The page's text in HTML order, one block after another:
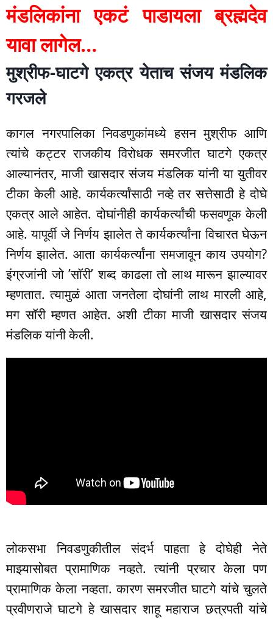
मंडलिकांना एकटं पाडायला ब्रह्मदेव
यावा लागेल…
मुश्रीफ-घाटगे एकत्र येताच संजय मंडलिक
गरजले
कागल नगरपालिका निवडणुकांमध्ये हसन मुश्रीफ आणि
त्यांचे कट्टर राजकीय विरोधक समरजीत घाटगे एकत्र
आल्यानंतर, माजी खासदार संजय मंडलिक यांनी या युतीवर
टीका केली आहे. कार्यकर्त्यांसाठी नव्हे तर सत्तेसाठी हे दोघे
एकत्र आले आहेत. दोघांनीही कार्यकर्त्यांची फसवणूक केली
आहे. यापूर्वी जे निर्णय झालेत ते कार्यकर्त्यांना विचारत घेऊन
निर्णय झालेत. आता कार्यकर्त्यांना समजावून काय उपयोग?
इंग्रजांनी जो ’सॉरी’ शब्द काढला तो लाथ मारून झाल्यावर
म्हणतात. त्यामुळं आता जनतेला दोघांनी लाथ मारली आहे,
मग सॉरी म्हणत आहेत. अशी टीका माजी खासदार संजय
मंडलिक यांनी केली.
लोकसभा निवडणुकीतील संदर्भ पाहता हे दोघेही नेते
माझ्यासोबत प्रामाणिक नव्हते. त्यांनी प्रचार केला पण
प्रामाणिक केला नव्हता. कारण समरजीत घाटगे यांचे चुलते
प्रवीणराजे घाटगे हे खासदार शाहू महाराज छत्रपती यांचे